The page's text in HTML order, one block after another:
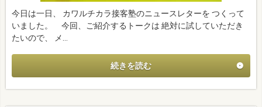
今日は一日、 カワルチカラ接客塾のニュースレターを つくって
いました。 今回、ご紹介するトークは 絶対に試していただき
たいので、 メ…
続きを読む